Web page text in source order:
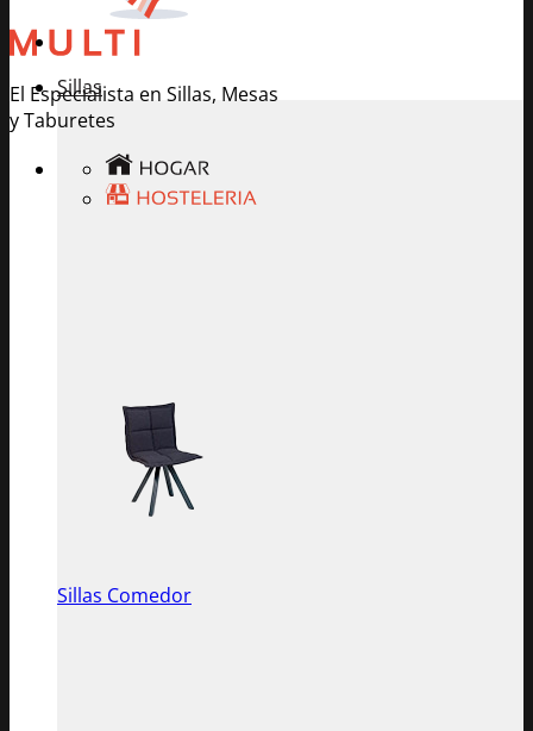
El Especialista en Sillas, Mesas
y Taburetes
Sillas
Sillas Comedor